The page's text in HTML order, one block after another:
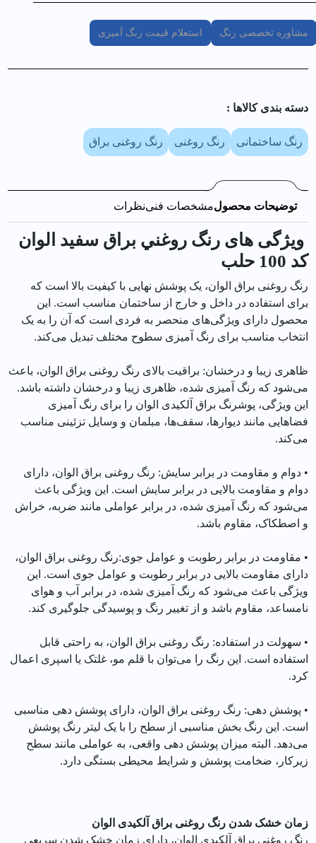
مشاوره تخصصی رنگ استعلام قیمت رنگ آمیزی
دسته بندی کالا‌ها :
رنگ ساختمانی رنگ روغنی رنگ روغنی براق
توضیحات محصولمشخصات فنینظرات
ویژگی های رنگ روغني براق سفيد الوان
کد 100 حلب
رنگ روغنی براق الوان، یک پوشش نهایی با کیفیت بالا است که
برای استفاده در داخل و خارج از ساختمان مناسب است. این
محصول دارای ویژگی‌های منحصر به فردی است که آن را به یک
انتخاب مناسب برای رنگ آمیزی سطوح مختلف تبدیل می‌کند.
ظاهری زیبا و درخشان: براقیت بالای رنگ روغنی براق الوان، باعث
می‌شود که رنگ آمیزی شده، ظاهری زیبا و درخشان داشته باشد.
این ویژگی، پوشرنگ براق آلکیدی الوان را برای رنگ آمیزی
فضاهایی مانند دیوارها، سقف‌ها، مبلمان و وسایل تزئینی مناسب
می‌کند.
• دوام و مقاومت در برابر سایش: رنگ روغنی براق الوان، دارای
دوام و مقاومت بالایی در برابر سایش است. این ویژگی باعث
می‌شود که رنگ آمیزی شده، در برابر عواملی مانند ضربه، خراش
و اصطکاک، مقاوم باشد.
• مقاومت در برابر رطوبت و عوامل جوی:رنگ روغنی براق الوان،
دارای مقاومت بالایی در برابر رطوبت و عوامل جوی است. این
ویژگی باعث می‌شود که رنگ آمیزی شده، در برابر آب و هوای
نامساعد، مقاوم باشد و از تغییر رنگ و پوسیدگی جلوگیری کند.
• سهولت در استفاده: رنگ روغنی براق الوان، به راحتی قابل
استفاده است. این رنگ را می‌توان با قلم مو، غلتک یا اسپری اعمال
کرد.
• پوشش دهی: رنگ روغنی براق الوان، دارای پوشش دهی مناسبی
است. این رنگ بخش مناسبی از سطح را با یک لیتر رنگ پوشش
می‌دهد. البته میزان پوشش دهی واقعی، به عواملی مانند سطح
زیرکار، ضخامت پوشش و شرایط محیطی بستگی دارد.
زمان خشک شدن رنگ روغنی براق آلکیدی الوان
رنگ روغنی براق آلکیدی الوان، دارای زمان خشک شدن سریعی